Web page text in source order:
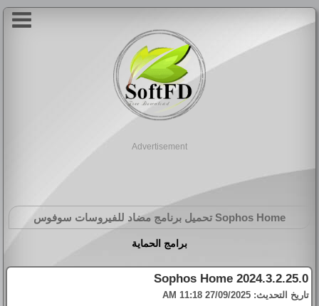
Advertisement
Sophos Home تحميل برنامج مضاد للفيروسات سوفوس
برامج الحماية
Sophos Home 2024.3.2.25.0
تاريخ التحديث: 27/09/2025 11:18 AM